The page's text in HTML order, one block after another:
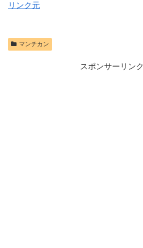
リンク元
マンチカン
スポンサーリンク